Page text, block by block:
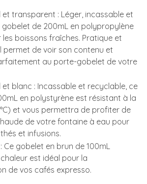
et transparent : Léger, incassable et
de 200mL en polypropylène
boissons fraîches. Pratique et
permet de voir son contenu et
au porte-gobelet de votre
et blanc : Incassable et recyclable, ce
en polystyrène est résistant à la
et vous permettra de profiter de
de votre fontaine à eau pour
et infusions.
Ce gobelet en brun de 100mL
est idéal pour la
de vos cafés expresso.